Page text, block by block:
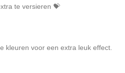
te versieren 💝
kleuren voor een extra leuk effect.